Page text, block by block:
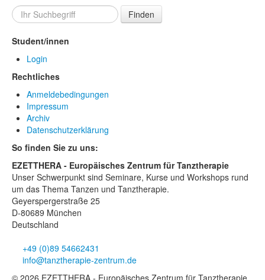
Finden
Student/innen
Login
Rechtliches
Anmeldebedingungen
Impressum
Archiv
Datenschutzerklärung
So finden Sie zu uns:
EZETTHERA - Europäisches Zentrum für Tanztherapie
Unser Schwerpunkt sind Seminare, Kurse und Workshops rund
um das Thema Tanzen und Tanztherapie.
Geyerspergerstraße 25
D-80689 München
Deutschland
+49 (0)89 54662431
info@tanztherapie-zentrum.de
© 2026 EZETTHERA - Europäisches Zentrum für Tanztherapie,